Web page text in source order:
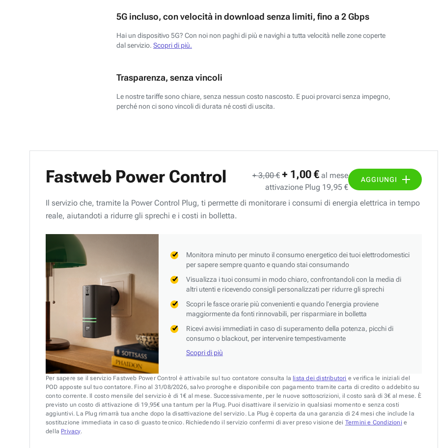
5G incluso, con velocità in download senza limiti, fino a 2 Gbps
Hai un dispositivo 5G? Con noi non paghi di più e navighi a tutta velocità nelle zone coperte
dal servizio. Scopri di più.
Trasparenza, senza vincoli
Le nostre tariffe sono chiare, senza nessun costo nascosto. E puoi provarci senza impegno,
perché non ci sono vincoli di durata né costi di uscita.
Fastweb Power Control + 3,00 € + 1,00 € al mese
attivazione Plug 19,95 €
AGGIUNGI
Il servizio che, tramite la Power Control Plug, ti permette di monitorare i consumi di energia elettrica in tempo
reale, aiutandoti a ridurre gli sprechi e i costi in bolletta.
Monitora minuto per minuto il consumo energetico dei tuoi elettrodomestici
per sapere sempre quanto e quando stai consumando
Visualizza i tuoi consumi in modo chiaro, confrontandoli con la media di
altri utenti e ricevendo consigli personalizzati per ridurre gli sprechi
Scopri le fasce orarie più convenienti e quando l’energia proviene
maggiormente da fonti rinnovabili, per risparmiare in bolletta
Ricevi avvisi immediati in caso di superamento della potenza, picchi di
consumo o blackout, per intervenire tempestivamente
Scopri di più
Per sapere se il servizio Fastweb Power Control è attivabile sul tuo contatore consulta la lista dei distributori e verifica le iniziali del
POD apposte sul tuo contatore. Fino al 31/08/2026, salvo proroghe e disponibile con pagamento tramite carta di credito o addebito su
conto corrente. Il costo mensile del servizio è di 1€ al mese. Successivamente, per le nuove sottoscrizioni, il costo sarà di 3€ al mese. È
previsto un costo di attivazione di 19,95€ una tantum per la Plug. Puoi disattivare il servizio in qualsiasi momento e senza costi
aggiuntivi. La Plug rimarrà tua anche dopo la disattivazione del servizio. La Plug è coperta da una garanzia di 24 mesi che include la
sostituzione immediata in caso di guasto tecnico. Richiedendo il servizio confermi di aver preso visione dei Termini e Condizioni e
della Privacy.